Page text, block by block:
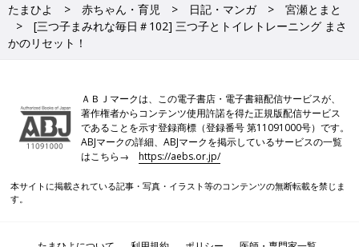
たまひよ 赤ちゃん・育児 日記・マンガ
宮瀬とまと
[三つ子まみれな毎日＃102] 三つ子とトイレトレーニング まさ
かのリセット！
ＡＢＪマークは、この電子書店・電子書籍配信サービスが、
著作権者からコンテンツ使用許諾を得た正規版配信サービス
であることを示す登録商標（登録番号 第11091000号）です。
ABJマークの詳細、ABJマークを掲示しているサービスの一覧
はこちら→https://aebs.or.jp/
本サイトに掲載されている記事・写真・イラスト等のコンテンツの無断転載を禁じま
す。